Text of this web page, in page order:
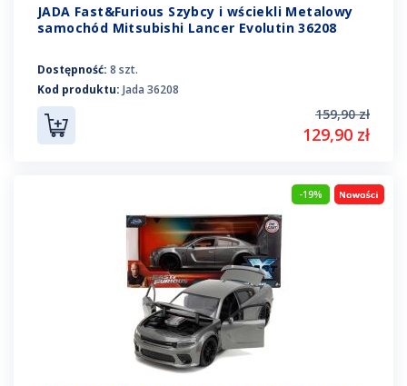
JADA Fast&Furious Szybcy i wściekli Metalowy
samochód Mitsubishi Lancer Evolutin 36208
Dostępność: 8 szt.
Kod produktu: Jada 36208
159,90 zł
129,90 zł
-19%